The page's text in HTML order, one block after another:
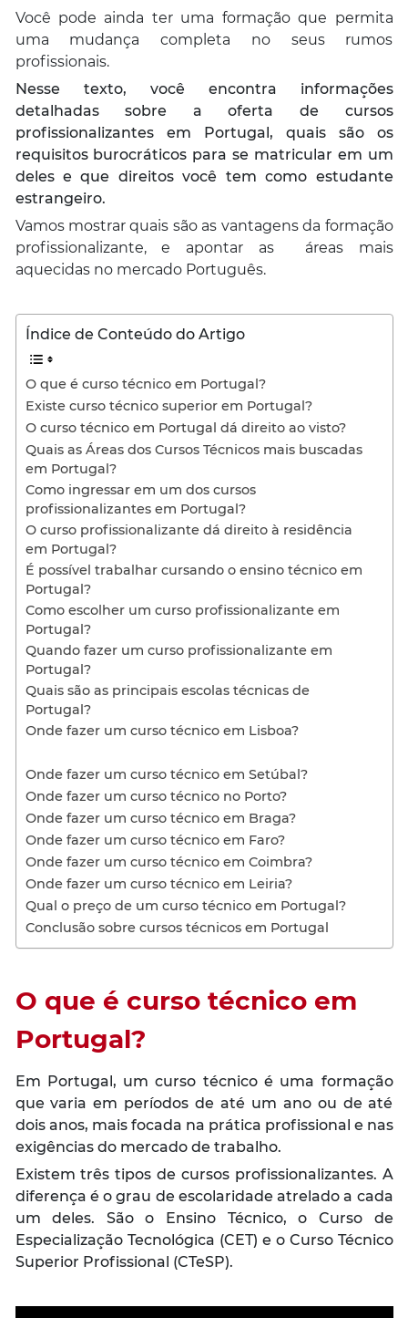
Você pode ainda ter uma formação que permita
uma mudança completa no seus rumos
profissionais.
Nesse texto, você encontra informações
detalhadas sobre a oferta de cursos
profissionalizantes em Portugal, quais são os
requisitos burocráticos para se matricular em um
deles e que direitos você tem como estudante
estrangeiro.
Vamos mostrar quais são as vantagens da formação
profissionalizante, e apontar as áreas mais
aquecidas no mercado Português.
Índice de Conteúdo do Artigo
O que é curso técnico em Portugal?
Existe curso técnico superior em Portugal?
O curso técnico em Portugal dá direito ao visto?
Quais as Áreas dos Cursos Técnicos mais buscadas
em Portugal?
Como ingressar em um dos cursos
profissionalizantes em Portugal?
O curso profissionalizante dá direito à residência
em Portugal?
É possível trabalhar cursando o ensino técnico em
Portugal?
Como escolher um curso profissionalizante em
Portugal?
Quando fazer um curso profissionalizante em
Portugal?
Quais são as principais escolas técnicas de
Portugal?
Onde fazer um curso técnico em Lisboa?
Onde fazer um curso técnico em Setúbal?
Onde fazer um curso técnico no Porto?
Onde fazer um curso técnico em Braga?
Onde fazer um curso técnico em Faro?
Onde fazer um curso técnico em Coimbra?
Onde fazer um curso técnico em Leiria?
Qual o preço de um curso técnico em Portugal?
Conclusão sobre cursos técnicos em Portugal
O que é curso técnico em
Portugal?
Em Portugal, um curso técnico é uma formação
que varia em períodos de até um ano ou de até
dois anos, mais focada na prática profissional e nas
exigências do mercado de trabalho.
Existem três tipos de cursos profissionalizantes. A
diferença é o grau de escolaridade atrelado a cada
um deles. São o Ensino Técnico, o Curso de
Especialização Tecnológica (CET) e o Curso Técnico
Superior Profissional (CTeSP).